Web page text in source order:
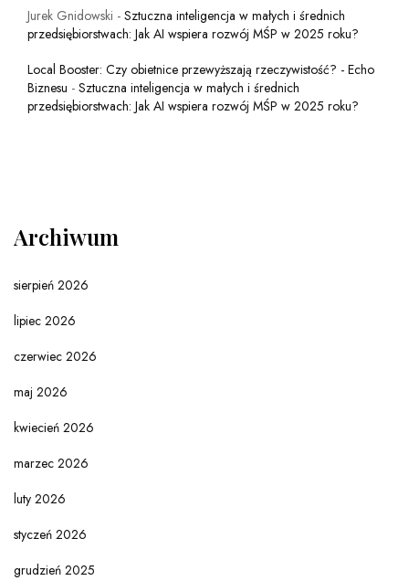
Jurek Gnidowski - Sztuczna inteligencja w małych i średnich
przedsiębiorstwach: Jak AI wspiera rozwój MŚP w 2025 roku?
Local Booster: Czy obietnice przewyższają rzeczywistość? - Echo
Biznesu - Sztuczna inteligencja w małych i średnich
przedsiębiorstwach: Jak AI wspiera rozwój MŚP w 2025 roku?
Archiwum
sierpień 2026
lipiec 2026
czerwiec 2026
maj 2026
kwiecień 2026
marzec 2026
luty 2026
styczeń 2026
grudzień 2025